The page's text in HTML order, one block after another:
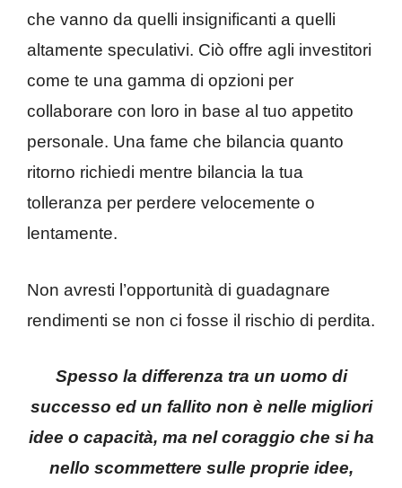
che vanno da quelli insignificanti a quelli
altamente speculativi. Ciò offre agli investitori
come te una gamma di opzioni per
collaborare con loro in base al tuo appetito
personale. Una fame che bilancia quanto
ritorno richiedi mentre bilancia la tua
tolleranza per perdere velocemente o
lentamente.
Non avresti l’opportunità di guadagnare
rendimenti se non ci fosse il rischio di perdita.
Spesso la differenza tra un uomo di
successo ed un fallito non è nelle migliori
idee o capacità, ma nel coraggio che si ha
nello scommettere sulle proprie idee,